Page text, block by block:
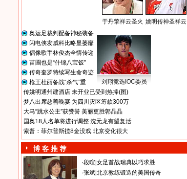
于丹擎祥云圣火 姚明传神圣祥云
奥运足裁判配备神秘装备
闪电侠发威科比略显萎靡
偶像歌手林俊杰全情传递
苗圃也是“什锦八宝饭”
传奇奎罗特续写生命奇迹
枪王杜丽备战“杀气”重
刘翔竞选IOC委员
传姚明通州建酒店 未开业已受到热捧(图)
梦八出席慈善晚宴 为四川灾区筹款300万
大马“跳水公主”获赞誉 美丽更胜郭晶晶
国奥18人名单将进行调整 沈元龙有望复活
索普：菲尔普斯揽8金没戏 北京变化很大
博 客 推 荐
·段暄 女足首战瑞典以巧求胜
·张斌 北京教练锻造的美国传奇